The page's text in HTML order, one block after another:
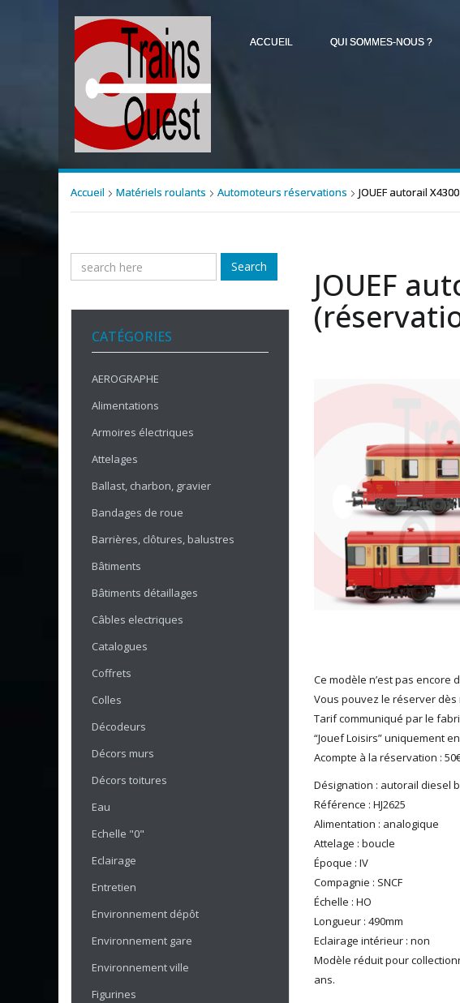
ACCUEIL QUI SOMMES-NOUS ?
Accueil Matériels roulants Automoteurs réservations JOUEF autorail
Search
CATÉGORIES
AEROGRAPHE
Alimentations
Armoires électriques
Attelages
Ballast, charbon, gravier
Bandages de roue
Barrières, clôtures, balustres
Bâtiments
Bâtiments détaillages
Câbles electriques
Catalogues
Coffrets
Colles
Décodeurs
Décors murs
Décors toitures
Eau
Echelle "0"
Eclairage
Entretien
Environnement dépôt
Environnement gare
Environnement ville
Figurines
JOUEF
Ce modèle n’est pas encore
Vous pouvez le réserver
Tarif communiqué par le
“Jouef Loisirs” uniquement
Acompte à la réservation :
Désignation : autorail diesel
Référence : HJ2625
Alimentation : analogique
Attelage : boucle
Époque : IV
Compagnie : SNCF
Échelle : HO
Longueur : 490mm
Eclairage intérieur : non
Modèle réduit pour
ans.